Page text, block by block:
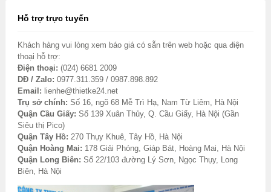
Hỗ trợ trực tuyến
Khách hàng vui lòng xem báo giá có sẵn trên web hoặc qua điện
thoại hỗ trợ:
Điện thoại: (024) 6681 2009
DĐ / Zalo: 0977.311.359 / 0987.898.892
Email: lienhe@thietke24.net
Trụ sở chính: Số 16, ngõ 68 Mễ Trì Hạ, Nam Từ Liêm, Hà Nội
Quận Cầu Giấy: Số 139 Xuân Thủy, Q. Cầu Giấy, Hà Nội (Gần
Siêu thị Pico)
Quận Tây Hồ: 270 Thụy Khuê, Tây Hồ, Hà Nội
Quận Hoàng Mai: 178 Giải Phóng, Giáp Bát, Hoàng Mai, Hà Nội
Quận Long Biên: Số 22/103 đường Lý Sơn, Ngọc Thụy, Long
Biên, Hà Nội